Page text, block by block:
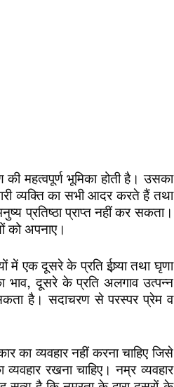
भूमिका होती है। उसका
व्यक्ति का सभी आदर करते हैं तथा
प्रतिष्ठा प्राप्त नहीं कर सकता।
को अपनाए।
के प्रति ईष्र्या तथा घृणा
भाव, दूसरे के प्रति अलगाव उत्पन्न
है। सदाचरण से परस्पर प्रेम व
नहीं करना चाहिए जिसे
रखना चाहिए। नम्र व्यवहार